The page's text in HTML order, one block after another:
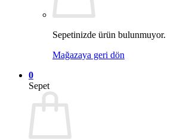
Sepetinizde ürün bulunmuyor.
Mağazaya geri dön
0
Sepet